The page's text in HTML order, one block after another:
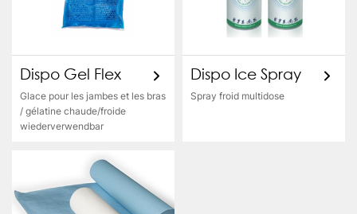
Dispo Gel Flex
Glace pour les jambes et les bras
/ gélatine chaude/froide
wiederverwendbar
Dispo Ice Spray
Spray froid multidose